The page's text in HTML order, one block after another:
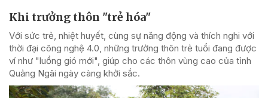
Khi trưởng thôn "trẻ hóa"
Với sức trẻ, nhiệt huyết, cùng sự năng động và thích nghi với
thời đại công nghệ 4.0, những trưởng thôn trẻ tuổi đang được
ví như "luồng gió mới", giúp cho các thôn vùng cao của tỉnh
Quảng Ngãi ngày càng khởi sắc.